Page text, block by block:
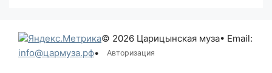
© 2026 Царицынская муза• Email:
info@цармуза.рф• Авторизация